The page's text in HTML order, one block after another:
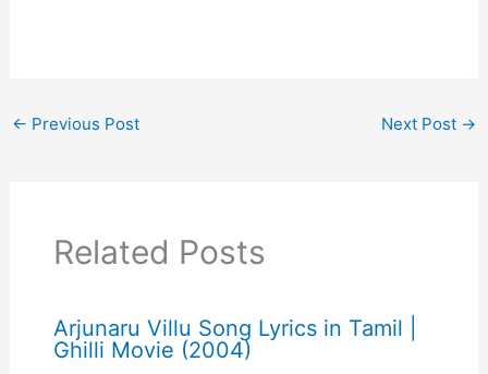
← Previous Post Next Post →
Related Posts
Arjunaru Villu Song Lyrics in Tamil |
Ghilli Movie (2004)